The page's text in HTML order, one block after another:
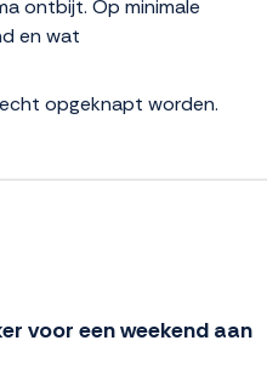
ontbijt. Op minimale
en wat
opgeknapt worden.
voor een weekend aan